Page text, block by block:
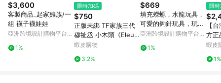
$3,600
客製商品_起家雞族/一
組 襪子襪娃娃
亞洲跨境設計購物平台
1%
限時加碼
$750
正版未綁 TF家族三代
穆祉丞 小木頭《Eleut
heria Baby》20cm棉
恩仔 生日
蝦皮購物
3.2%
$669
填充蠑螈，水龍玩具，
可愛的鉤針玩具，玩偶
娃娃，人形，手工玩
亞洲跨境設計購物平台
1%
限
【
方正
瑪特
仔娃
蝦皮
1%